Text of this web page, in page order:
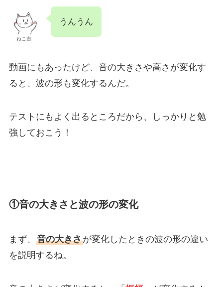
ねこ吉
うんうん
動画にもあったけど、音の大きさや高さが変化す
ると、波の形も変化するんだ。
テストにもよく出るところだから、しっかりと勉
強しておこう！
①音の大きさと波の形の変化
まず、 音の大きさが変化したときの波の形の違い
を説明するね。